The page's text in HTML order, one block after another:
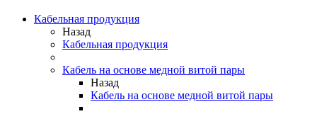
Кабельная продукция
Назад
Кабельная продукция
Кабель на основе медной витой пары
Назад
Кабель на основе медной витой пары